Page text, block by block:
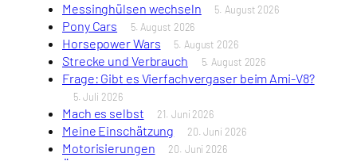
Messinghülsen wechseln 5. August 2026
Pony Cars 5. August 2026
Horsepower Wars 5. August 2026
Strecke und Verbrauch 5. August 2026
Frage: Gibt es Vierfachvergaser beim Ami-V8?
5. Juli 2026
Mach es selbst 21. Juni 2026
Meine Einschätzung 20. Juni 2026
Motorisierungen 20. Juni 2026